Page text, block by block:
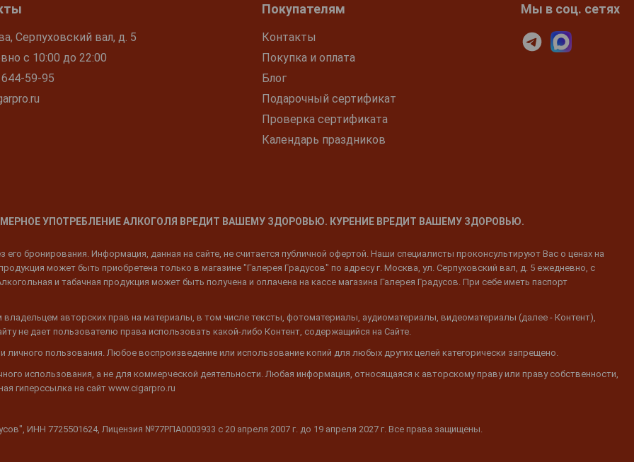
Серпуховский вал, д. 5
с 10:00 до 22:00
59-95
Покупателям
Контакты
Покупка и оплата
Блог
Подарочный сертификат
Проверка сертификата
Календарь праздников
Мы в соц. сетях
УПОТРЕБЛЕНИЕ АЛКОГОЛЯ ВРЕДИТ ВАШЕМУ ЗДОРОВЬЮ. КУРЕНИЕ ВРЕДИТ ВАШЕМУ ЗДОРОВЬЮ.
бронирования. Информация, данная на сайте, не считается публичной офертой. Наши специалисты проконсультируют Вас о ценах на
может быть приобретена только в магазине "Галерея Градусов" по адресу г. Москва, ул. Серпуховский вал, д. 5 ежедневно, с
и табачная продукция может быть получена и оплачена на кассе магазина Галерея Градусов. При себе иметь паспорт
авторских прав на материалы, в том числе тексты, фотоматериалы, аудиоматериалы, видеоматериалы (далее - Контент),
не дает пользователю права использовать какой-либо Контент, содержащийся на Сайте.
пользования. Любое воспроизведение или использование копий для любых других целей категорически запрещено.
использования, а не для коммерческой деятельности. Любая информация, относящаяся к авторскому праву или праву собственности,
гиперссылка на сайт www.cigarpro.ru
ИНН 7725501624, Лицензия №77РПА0003933 c 20 апреля 2007 г. до 19 апреля 2027 г. Все права защищены.